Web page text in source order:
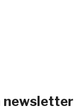
newsletter